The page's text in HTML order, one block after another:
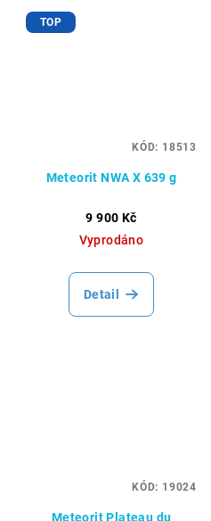
TOP
Meteorit NWA X 639 g
9 900 Kč
Vyprodáno
Detail
KÓD: 18513
Meteorit Plateau du
KÓD: 19024